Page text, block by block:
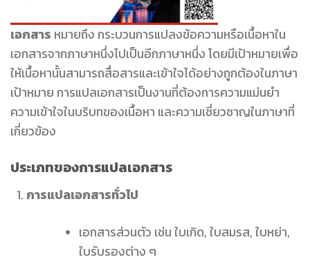
เอกสาร หมายถึง กระบวนการแปลงข้อความหรือเนื้อหาใน
เอกสารจากภาษาหนึ่งไปเป็นอีกภาษาหนึ่ง โดยมีเป้าหมายเพื่อ
ให้เนื้อหานั้นสามารถสื่อสารและเข้าใจได้อย่างถูกต้องในภาษา
เป้าหมาย การแปลเอกสารเป็นงานที่ต้องการความแม่นยำ
ความเข้าใจในบริบทของเนื้อหา และความเชี่ยวชาญในภาษาที่
เกี่ยวข้อง
ประเภทของการแปลเอกสาร
การแปลเอกสารทั่วไป
เอกสารส่วนตัว เช่น ใบเกิด, ใบสมรส, ใบหย่า,
ใบรับรองต่าง ๆ